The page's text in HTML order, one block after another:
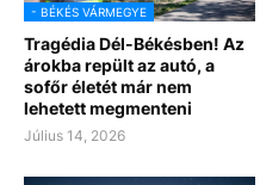
- BÉKÉS VÁRMEGYE
Tragédia Dél-Békésben! Az
árokba repült az autó, a
sofőr életét már nem
lehetett megmenteni
Július 14, 2026